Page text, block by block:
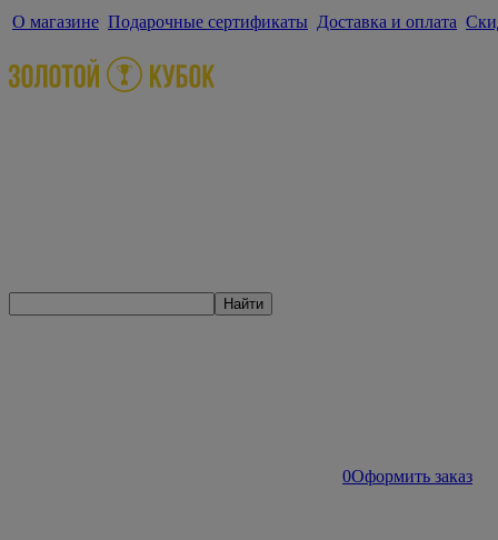
О магазине Подарочные сертификаты Доставка и оплата
Найти
0Оформить заказ